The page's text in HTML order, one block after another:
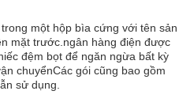
một hộp bìa cứng với tên sản
mặt trước.ngân hàng điện được
đệm bọt để ngăn ngừa bất kỳ
chuyểnCác gói cũng bao gồm
sử dụng.